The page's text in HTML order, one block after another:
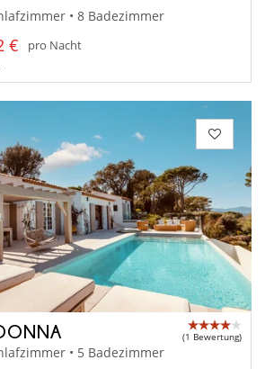
• 8 Badezimmer
€
pro Nacht
(1 Bewertung)
• 5 Badezimmer